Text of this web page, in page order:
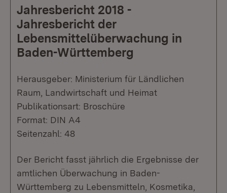
Jahresbericht 2018 -
Jahresbericht der
Lebensmittelüberwachung in
Baden-Württemberg
Herausgeber: Ministerium für Ländlichen
Raum, Landwirtschaft und Heimat
Publikationsart: Broschüre
Format: DIN A4
Seitenzahl: 48
Der Bericht fasst jährlich die Ergebnisse der
amtlichen Überwachung in Baden-
Württemberg zu Lebensmitteln, Kosmetika,